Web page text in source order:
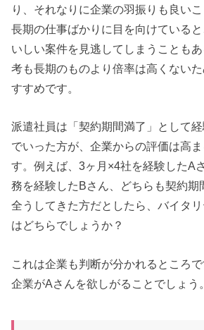
り、それなりに企業の羽振りも良いこ
長期の仕事ばかりに目を向けている
いしい案件を見逃してしまうことも
考も長期のものより倍率は高くない
すすめです。
派遣社員は「契約期間満了」として
でいった方が、企業からの評価は高
す。例えば、3ヶ月×4社を経験したA
務を経験したBさん、どちらも契約期
全うしてきた方だとしたら、バイタ
はどちらでしょうか？
これは企業も判断が分かれるところ
企業がAさんを欲しがることでしょう。